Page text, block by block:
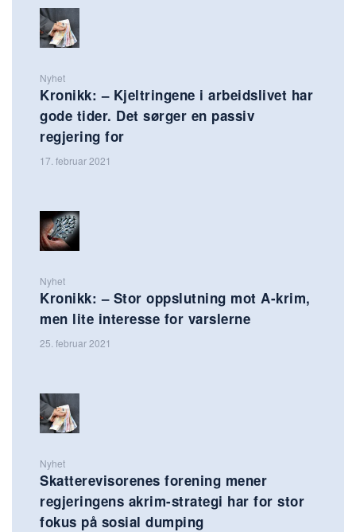
Nyhet
Kronikk: – Kjeltringene i arbeidslivet har
gode tider. Det sørger en passiv
regjering for
17. februar 2021
Nyhet
Kronikk: – Stor oppslutning mot A-krim,
men lite interesse for varslerne
25. februar 2021
Nyhet
Skatterevisorenes forening mener
regjeringens akrim-strategi har for stor
fokus på sosial dumping